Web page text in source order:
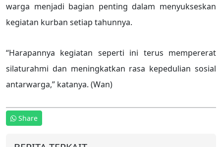
warga menjadi bagian penting dalam menyukseskan
kegiatan kurban setiap tahunnya.
“Harapannya kegiatan seperti ini terus mempererat
silaturahmi dan meningkatkan rasa kepedulian sosial
antarwarga,” katanya. (Wan)
Share